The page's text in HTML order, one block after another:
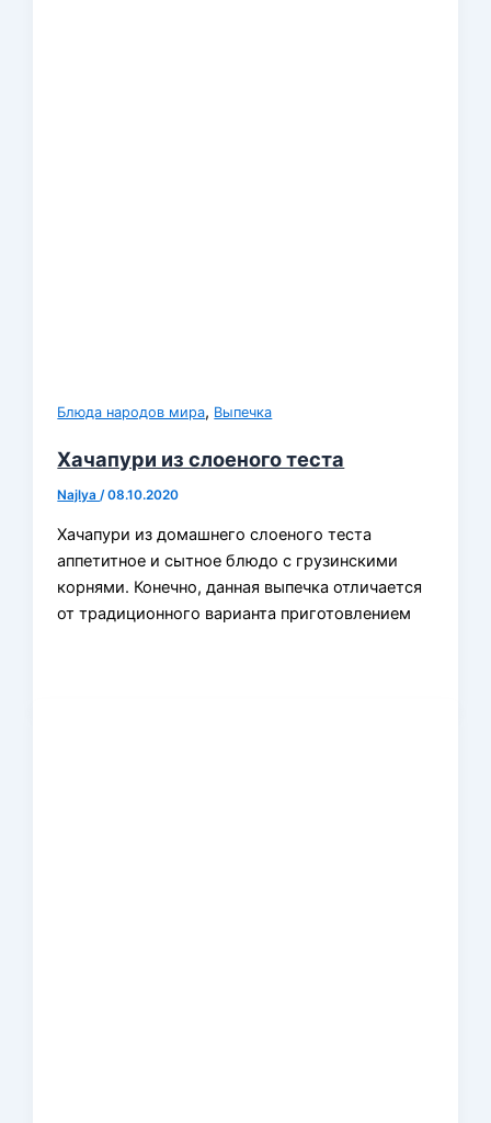
Блюда народов мира, Выпечка
Хачапури из слоеного теста
Najlya/08.10.2020
Хачапури из домашнего слоеного теста
аппетитное и сытное блюдо с грузинскими
корнями. Конечно, данная выпечка отличается
от традиционного варианта приготовлением